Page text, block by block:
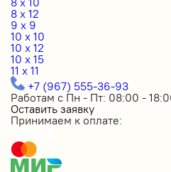
8 x 12
9 x 9
10 x 10
10 x 12
10 x 15
11 x 11
+7 (967) 555-36-93
Работам с Пн - Пт: 08:00 -
Оставить заявку
Принимаем к оплате: